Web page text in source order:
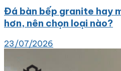
Đá bàn bếp granite hay
hơn, nên chọn loại nào?
23/07/2026